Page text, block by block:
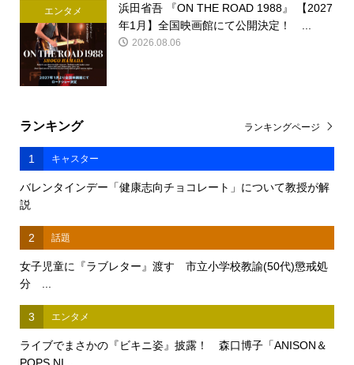
エンタメ
浜田省吾 『ON THE ROAD 1988』 【2027
年1月】全国映画館にて公開決定！ ...
2026.08.06
ランキング
1 キャスター
バレンタインデー「健康志向チョコレート」について教授が解
説
2 話題
女子児童に『ラブレター』渡す 市立小学校教諭(50代)懲戒処
分 ...
3 エンタメ
ライブでまさかの『ビキニ姿』披露！ 森口博子「ANISON＆
ランキングページ